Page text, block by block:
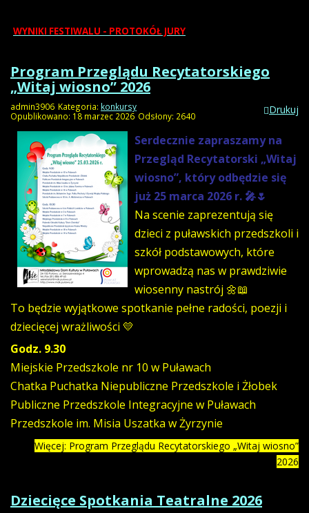
WYNIKI FESTIWALU - PROTOKÓŁ JURY
Program Przeglądu Recytatorskiego
„Witaj wiosno” 2026
Drukuj
admin3906 Kategoria: konkursy
Opublikowano: 18 marzec 2026 Odsłony: 2640
Serdecznie zapraszamy na
Przegląd Recytatorski „Witaj
wiosno”, który odbędzie się
już 25 marca 2026 r. 🎤🌷
Na scenie zaprezentują się
dzieci z puławskich przedszkoli i
szkół podstawowych, które
wprowadzą nas w prawdziwie
wiosenny nastrój 🌼📖
To będzie wyjątkowe spotkanie pełne radości, poezji i
dziecięcej wrażliwości 💛
Godz. 9.30
Miejskie Przedszkole nr 10 w Puławach
Chatka Puchatka Niepubliczne Przedszkole i Żłobek
Publiczne Przedszkole Integracyjne w Puławach
Przedszkole im. Misia Uszatka w Żyrzynie
Więcej: Program Przeglądu Recytatorskiego „Witaj wiosno”
2026
Dziecięce Spotkania Teatralne 2026